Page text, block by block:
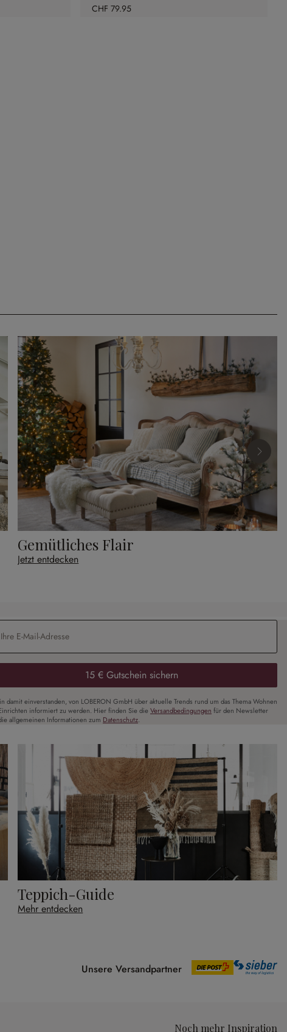
CHF 79.95
Gemütliches Flair
Jetzt entdecken
Adresse
15 € Gutschein sichern
damit einverstanden, von LOBERON GmbH über aktuelle Trends rund um das Thema Wohnen
informiert zu werden. Hier finden Sie die Versandbedingungen für den Newsletter
allgemeinen Informationen zum Datenschutz.
Teppich-Guide
Mehr entdecken
Unsere Versandpartner
Noch mehr Inspiration